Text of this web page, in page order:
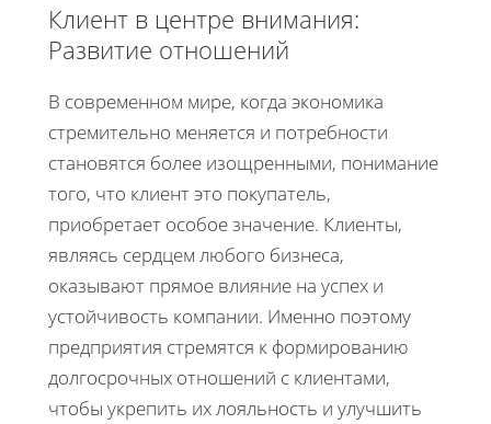
Клиент в центре внимания:
Развитие отношений
В современном мире, когда экономика
стремительно меняется и потребности
становятся более изощренными, понимание
того, что клиент это покупатель,
приобретает особое значение. Клиенты,
являясь сердцем любого бизнеса,
оказывают прямое влияние на успех и
устойчивость компании. Именно поэтому
предприятия стремятся к формированию
долгосрочных отношений с клиентами,
чтобы укрепить их лояльность и улучшить